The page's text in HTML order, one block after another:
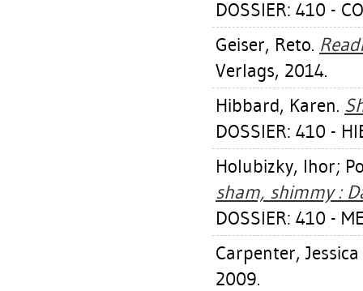
DOSSIER: 410 -
Geiser, Reto.
Verlags, 2014.
Hibbard, Karen.
DOSSIER: 410 -
Holubizky, Ihor;
sham, shimmy :
DOSSIER: 410 -
Carpenter, Jessica
2009.